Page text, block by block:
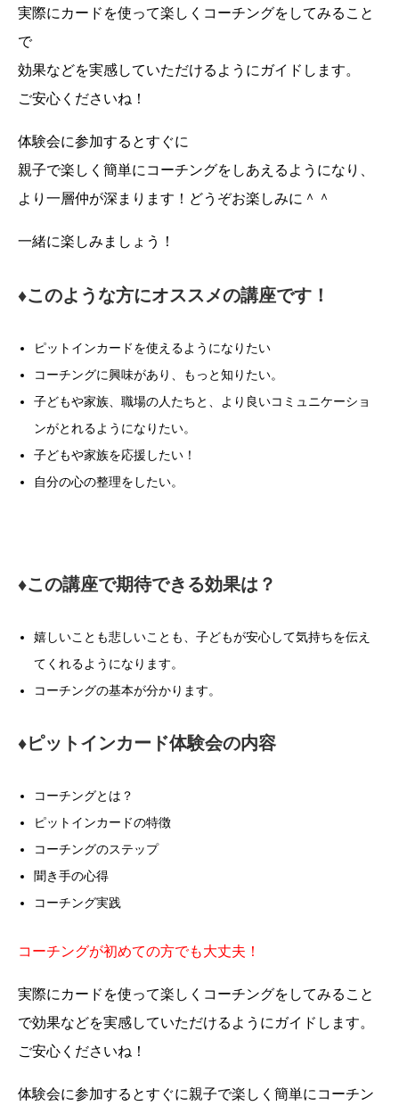
実際にカードを使って楽しくコーチングをしてみること
で
効果などを実感していただけるようにガイドします。
ご安心くださいね！
体験会に参加するとすぐに
親子で楽しく簡単にコーチングをしあえるようになり、
より一層仲が深まります！どうぞお楽しみに＾＾
一緒に楽しみましょう！
♦︎このような方にオススメの講座です！
ピットインカードを使えるようになりたい
コーチングに興味があり、もっと知りたい。
子どもや家族、職場の人たちと、より良いコミュニケーショ
ンがとれるようになりたい。
子どもや家族を応援したい！
自分の心の整理をしたい。
♦︎この講座で期待できる効果は？
嬉しいことも悲しいことも、子どもが安心して気持ちを伝え
てくれるようになります。
コーチングの基本が分かります。
♦︎ピットインカード体験会の内容
コーチングとは？
ピットインカードの特徴
コーチングのステップ
聞き手の心得
コーチング実践
コーチングが初めての方でも大丈夫！
実際にカードを使って楽しくコーチングをしてみること
で効果などを実感していただけるようにガイドします。
ご安心くださいね！
体験会に参加するとすぐに親子で楽しく簡単にコーチン